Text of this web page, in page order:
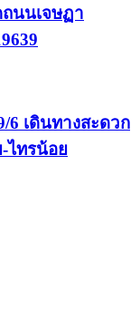
นนเจษฏา
6 เดินทางสะดวก
ไทรน้อย